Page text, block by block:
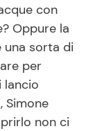
con
Oppure la
una sorta di
per
lancio
Simone
non ci